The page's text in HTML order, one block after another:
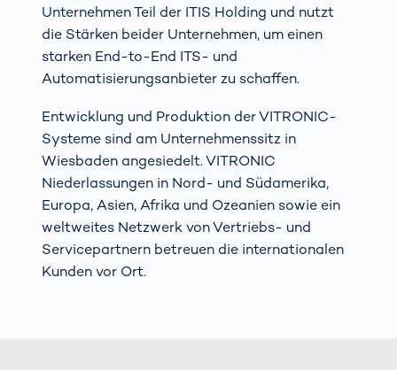
Unternehmen Teil der ITIS Holding und nutzt
die Stärken beider Unternehmen, um einen
starken End-to-End ITS- und
Automatisierungsanbieter zu schaffen.
Entwicklung und Produktion der VITRONIC-
Systeme sind am Unternehmenssitz in
Wiesbaden angesiedelt. VITRONIC
Niederlassungen in Nord- und Südamerika,
Europa, Asien, Afrika und Ozeanien sowie ein
weltweites Netzwerk von Vertriebs- und
Servicepartnern betreuen die internationalen
Kunden vor Ort.